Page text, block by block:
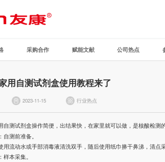
采购合作 赋能文献 公司热点
用自测试剂盒使用教程来了
2023-11-15 行业热点
自测试剂盒操作简便，出结果快，在家里就可以做，是核酸检测
自测前准备。
用流动水或手部消毒液清洗双手，随后使用纸巾擤干鼻涕，清点
样本采集。